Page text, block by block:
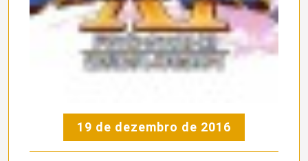
19 de dezembro de 2016